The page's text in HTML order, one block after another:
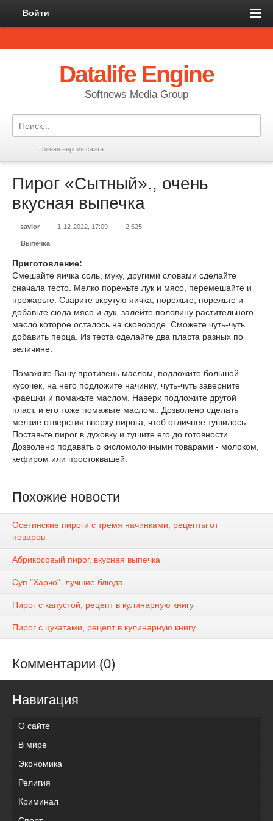
Войти
Datalife Engine
Softnews Media Group
Полная версия сайта
Пирог «Сытный»., очень
вкусная выпечка
savior 1-12-2022, 17:09 2 525
Выпечка
Приготовление:
Смешайте яичка соль, муку, другими словами сделайте
сначала тесто. Мелко порежьте лук и мясо, перемешайте и
прожарьте. Сварите вкрутую яичка, порежьте, порежьте и
добавьте сюда мясо и лук, залейте половину растительного
масло которое осталось на сковороде. Сможете чуть-чуть
добавить перца. Из теста сделайте два пласта разных по
величине.
Помажьте Вашу противень маслом, подложите большой
кусочек, на него подложите начинку, чуть-чуть заверните
краешки и помажьте маслом. Наверх подложите другой
пласт, и его тоже помажьте маслом.. Дозволено сделать
мелкие отверстия вверху пирога, чтоб отличнее тушилось.
Поставьте пирог в духовку и тушите его до готовности.
Дозволено подавать с кисломолочными товарами - молоком,
кефиром или простоквашей.
Похожие новости
Осетинские пироги с тремя начинками, рецепты от
поваров
Абрикосовый пирог, вкусная выпечка
Суп "Харчо", лучшие блюда
Пирог с капустой, рецепт в кулинарную книгу
Пирог с цукатами, рецепт в кулинарную книгу
Комментарии (0)
Навигация
О сайте
В мире
Экономика
Религия
Криминал